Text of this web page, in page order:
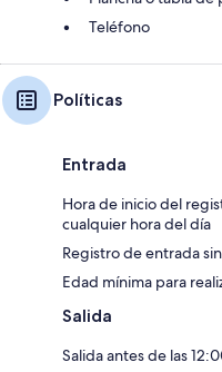
Teléfono
Políticas
Entrada
Hora de inicio del
cualquier hora del día
Registro de entrada
Edad mínima para
Salida
Salida antes de las